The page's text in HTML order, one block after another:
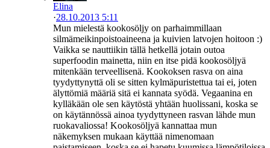
Elina
·28.10.2013 5:11
Mun mielestä kookosöljy on parhaimmillaan
silmämeikinpoistoaineena ja kuivien latvojen hoitoon :)
Vaikka se nauttiikin tällä hetkellä jotain outoa
superfoodin mainetta, niin en itse pidä kookosöljyä
mitenkään terveellisenä. Kookoksen rasva on aina
tyydyttynyttä oli se sitten kylmäpuristettua tai ei, joten
älyttömiä määriä sitä ei kannata syödä. Vegaanina en
kylläkään ole sen käytöstä yhtään huolissani, koska se
on käytännössä ainoa tyydyttyneen rasvan lähde mun
ruokavaliossa! Kookosöljyä kannattaa mun
näkemyksen mukaan käyttää nimenomaan